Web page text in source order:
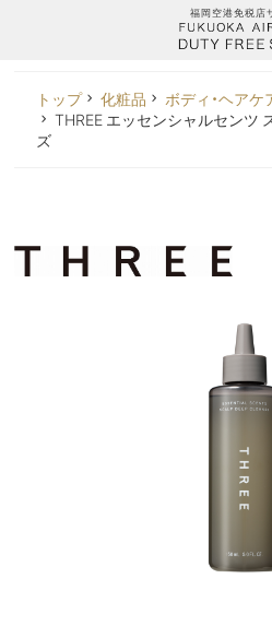
福岡空港免税店
トップ 化粧品 ボディ・ヘアケ
THREE エッセンシャルセンツ
ズ